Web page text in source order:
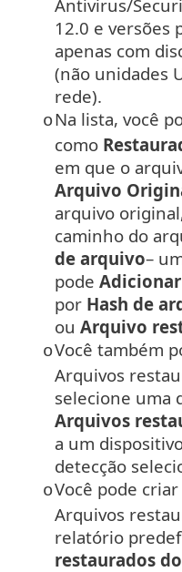
Antivirus/
12.0 e versões
apenas com
(não unidades
rede).
oNa lista, você
como
em que o
Arquivo
arquivo
caminho do
de arquivo–
pode
por Hash de
ou Arquivo
oVocê também
Arquivos
selecione uma
Arquivos
a um
detecção
oVocê pode
Arquivos
relatório
restaurados